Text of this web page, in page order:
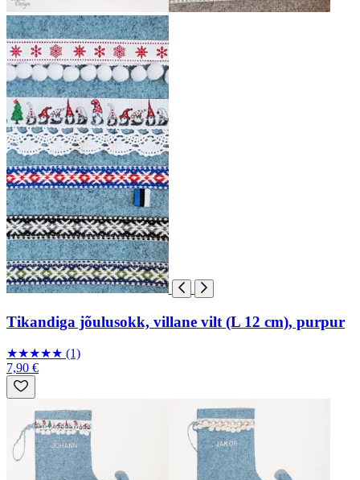
Tikandiga jõulusokk, villane vilt (L 12 cm), purpur
★★★★★ (1)
7,90 €